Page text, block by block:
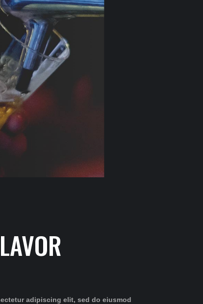
adipiscing elit, sed do eiusmod